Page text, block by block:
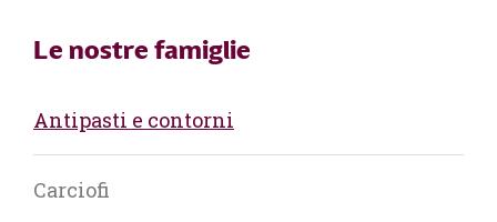
Le nostre famiglie
Antipasti e contorni
Carciofi